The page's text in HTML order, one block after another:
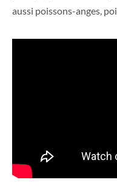
aussi poissons-anges,